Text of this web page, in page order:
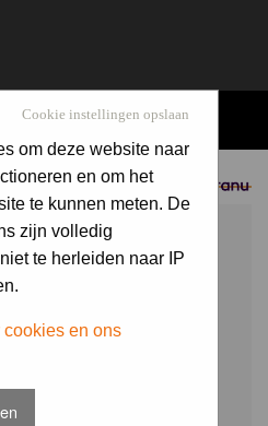
Sponsored by
Cookie instellingen opslaan
om deze website naar
en om het
te kunnen meten. De
zijn volledig
te herleiden naar IP
cookies en ons